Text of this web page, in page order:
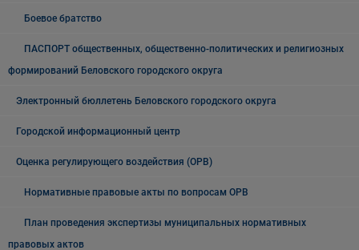
Боевое братство
ПАСПОРТ общественных, общественно-политических и религиозных
формирований Беловского городского округа
Электронный бюллетень Беловского городского округа
Городской информационный центр
Оценка регулирующего воздействия (ОРВ)
Нормативные правовые акты по вопросам ОРВ
План проведения экспертизы муниципальных нормативных
правовых актов